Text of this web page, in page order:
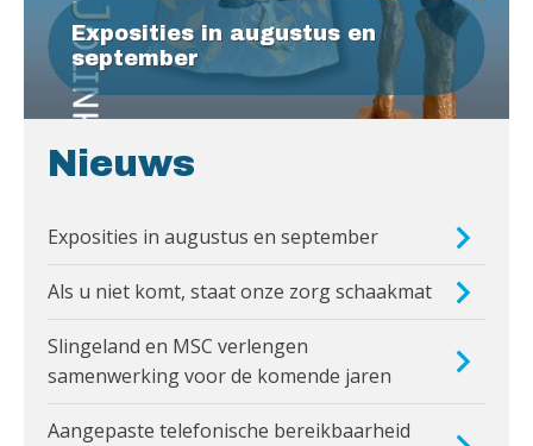
Exposities in augustus en
september
Nieuws
Exposities in augustus en september
Als u niet komt, staat onze zorg schaakmat
Slingeland en MSC verlengen
samenwerking voor de komende jaren
Aangepaste telefonische bereikbaarheid